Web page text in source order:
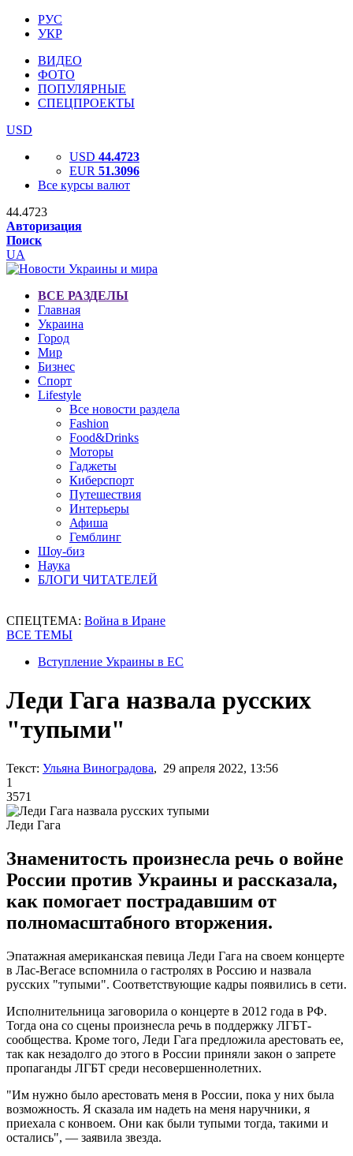
РУС
УКР
ВИДЕО
ФОТО
ПОПУЛЯРНЫЕ
СПЕЦПРОЕКТЫ
USD
USD 44.4723
EUR 51.3096
Все курсы валют
44.4723
Авторизация
Поиск
UA
ВСЕ РАЗДЕЛЫ
Главная
Украина
Город
Мир
Бизнес
Спорт
Lifestyle
Все новости раздела
Fashion
Food&Drinks
Моторы
Гаджеты
Киберспорт
Путешествия
Интерьеры
Афиша
Гемблинг
Шоу-биз
Наука
БЛОГИ ЧИТАТЕЛЕЙ
СПЕЦТЕМА: Война в Иране
ВСЕ ТЕМЫ
Вступление Украины в ЕС
Леди Гага назвала русских
"тупыми"
Текст: Ульяна Виноградова, 29 апреля 2022, 13:56
1
3571
Леди Гага
Знаменитость произнесла речь о войне
России против Украины и рассказала,
как помогает пострадавшим от
полномасштабного вторжения.
Эпатажная американская певица Леди Гага на своем концерте
в Лас-Вегасе вспомнила о гастролях в Россию и назвала
русских "тупыми". Соответствующие кадры появились в сети.
Исполнительница заговорила о концерте в 2012 года в РФ.
Тогда она со сцены произнесла речь в поддержку ЛГБТ-
сообщества. Кроме того, Леди Гага предложила арестовать ее,
так как незадолго до этого в России приняли закон о запрете
пропаганды ЛГБТ среди несовершеннолетних.
"Им нужно было арестовать меня в России, пока у них была
возможность. Я сказала им надеть на меня наручники, я
приехала с конвоем. Они как были тупыми тогда, такими и
остались", — заявила звезда.